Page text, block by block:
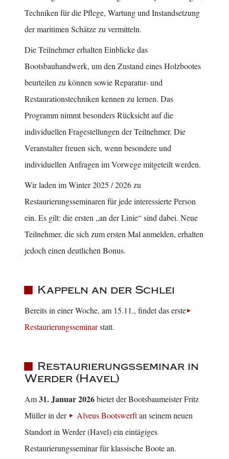
Techniken für die Pflege, Wartung und Instandsetzung
der maritimen Schätze zu vermitteln.
Die Teilnehmer erhalten Einblicke das
Bootsbauhandwerk, um den Zustand eines Holzbootes
beurteilen zu können sowie Reparatur- und
Restaurationstechniken kennen zu lernen. Das
Programm nimmt besonders Rücksicht auf die
individuellen Fragestellungen der Teilnehmer. Die
Veranstalter freuen sich, wenn besondere und
individuellen Anfragen im Vorwege mitgeteilt werden.
Wir laden im Winter 2025 / 2026 zu
Restaurierungsseminaren für jede interessierte Person
ein. Es gilt: die ersten „an der Linie“ sind dabei. Neue
Teilnehmer, die sich zum ersten Mal anmelden, erhalten
jedoch einen deutlichen Bonus.
Kappeln an der Schlei
Bereits in einer Woche, am 15.11., findet das erste
Restaurierungsseminarstatt.
Restaurierungsseminar in
Werder (Havel)
Am31. Januar 2026bietet der Bootsbaumeister Fritz
Müller in der
Alveus Bootswerftan seinem neuen
Standort in Werder (Havel) ein eintägiges
Restaurierungsseminar für klassische Boote an.